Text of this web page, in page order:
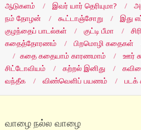
ஆடுகளம்
இவர் யார் தெரியுமா?
நம் தோழன்
கூட்டாஞ்சோறு
இது
குழந்தைப் பாடல்கள்
குட்டி பீமா
கதைத்தோரணம்
பிறமொழி கதைகள்
கதை கதையாம் காரணமாம்
ஊர்
சிட்டோவியம்
கற்றல் இனிது
வந்தீக
விண்வெளிப் பயணம் படக்
வாழை நல்ல வாழை